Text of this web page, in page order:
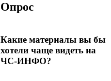
Опрос
Какие материалы вы бы
хотели чаще видеть на
ЧС-ИНФО?